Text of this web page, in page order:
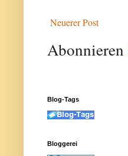
Neuerer Post
Abonnieren
Blog-Tags
Bloggerei